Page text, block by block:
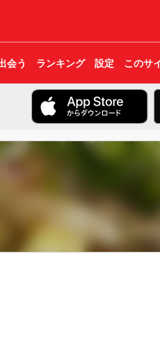
会う ランキング 設定 このサ